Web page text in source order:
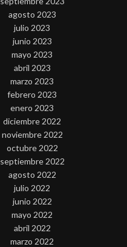
agosto 2023
julio 2023
junio 2023
mayo 2023
abril 2023
marzo 2023
febrero 2023
enero 2023
diciembre 2022
noviembre 2022
octubre 2022
septiembre 2022
agosto 2022
julio 2022
junio 2022
mayo 2022
abril 2022
marzo 2022